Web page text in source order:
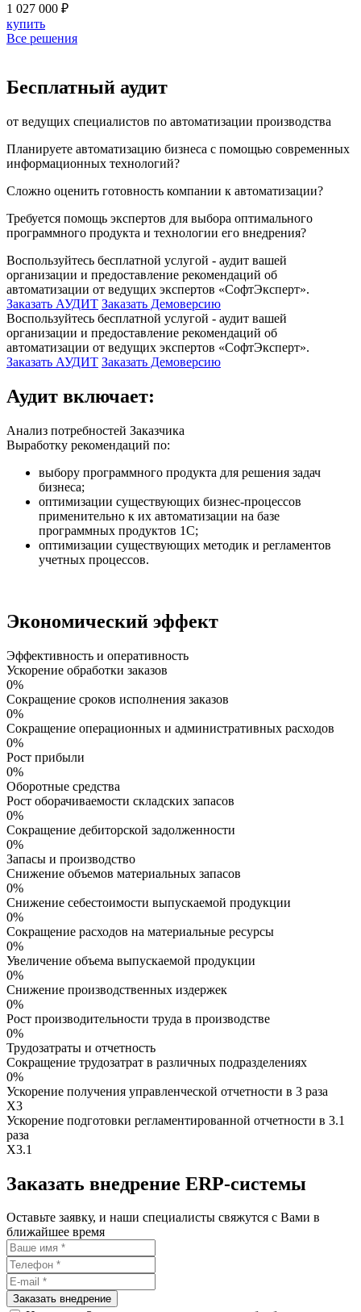
1 027 000 ₽
купить
Все решения
Бесплатный аудит
от ведущих специалистов по автоматизации производства
Планируете автоматизацию бизнеса с помощью современных
информационных технологий?
Сложно оценить готовность компании к автоматизации?
Требуется помощь экспертов для выбора оптимального
программного продукта и технологии его внедрения?
Воспользуйтесь бесплатной услугой - аудит вашей
организации и предоставление рекомендаций об
автоматизации от ведущих экспертов «СофтЭксперт».
Заказать АУДИТ Заказать Демоверсию
Воспользуйтесь бесплатной услугой - аудит вашей
организации и предоставление рекомендаций об
автоматизации от ведущих экспертов «СофтЭксперт».
Заказать АУДИТ Заказать Демоверсию
Аудит включает:
Анализ потребностей Заказчика
Выработку рекомендаций по:
выбору программного продукта для решения задач
бизнеса;
оптимизации существующих бизнес-процессов
применительно к их автоматизации на базе
программных продуктов 1С;
оптимизации существующих методик и регламентов
учетных процессов.
Экономический эффект
Эффективность и оперативность
Ускорение обработки заказов
0%
Сокращение сроков исполнения заказов
0%
Сокращение операционных и административных расходов
0%
Рост прибыли
0%
Оборотные средства
Рост оборачиваемости складских запасов
0%
Сокращение дебиторской задолженности
0%
Запасы и производство
Снижение объемов материальных запасов
0%
Снижение себестоимости выпускаемой продукции
0%
Сокращение расходов на материальные ресурсы
0%
Увеличение объема выпускаемой продукции
0%
Снижение производственных издержек
0%
Рост производительности труда в производстве
0%
Трудозатраты и отчетность
Сокращение трудозатрат в различных подразделениях
0%
Ускорение получения управленческой отчетности в 3 раза
X3
Ускорение подготовки регламентированной отчетности в 3.1
раза
X3.1
Заказать внедрение ERP-системы
Оставьте заявку, и наши специалисты свяжутся с Вами в
ближайшее время
Заказать внедрение